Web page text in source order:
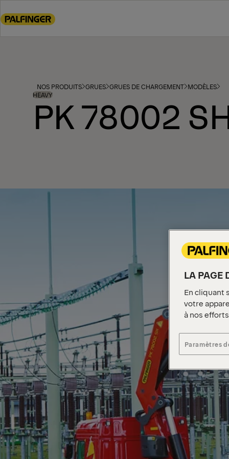
to
NOS PRODUITS GRUES GRUES DE CHARGEMENT MODÈLES
HEAVY
PK 78002
LA PAGE
En cliquant
votre
à nos
Paramètres